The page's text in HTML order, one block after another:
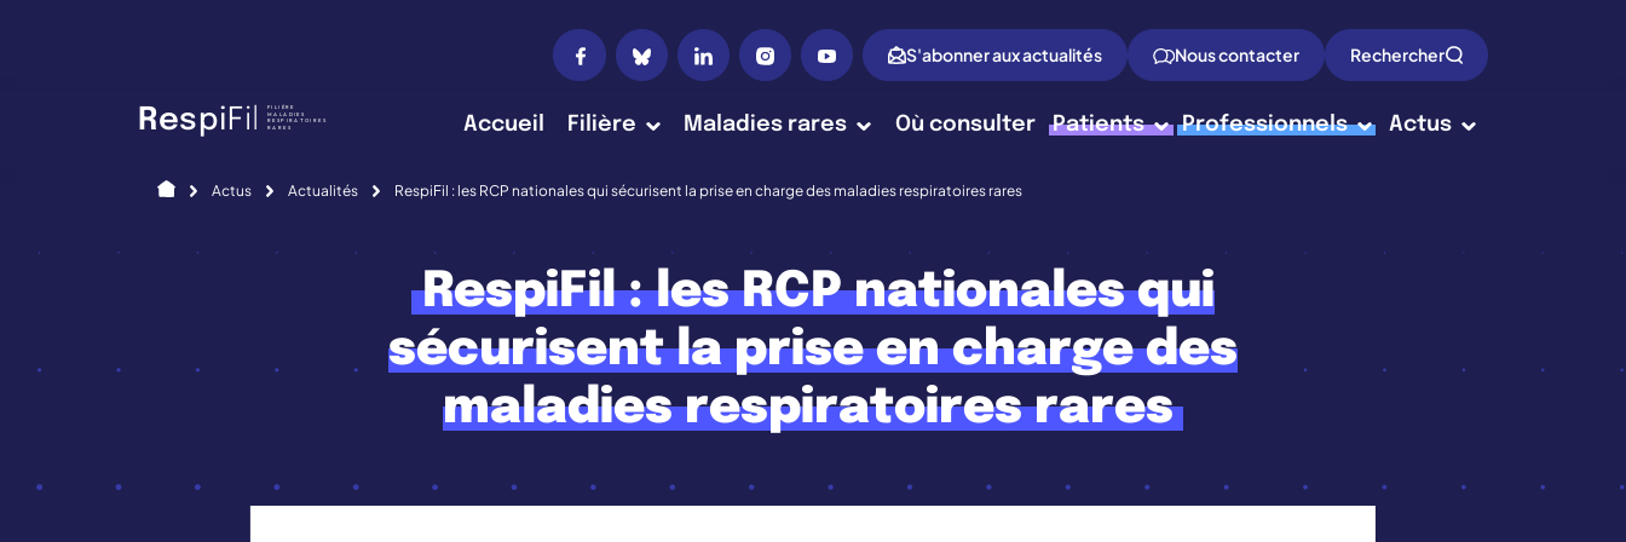
S'abonner aux actualités Nous contacter Rechercher
RespiFi FILIÈRE
MALADIES
RESPIRATOIRES
RARES Accueil Filière Maladies rares Où consulter Patients Professionnels Actus
AccueilActus Actualités RespiFil : les RCP nationales qui sécurisent la prise en charge des maladies respiratoires rares
RespiFil : les RCP nationales qui
sécurisent la prise en charge des
maladies respiratoires rares